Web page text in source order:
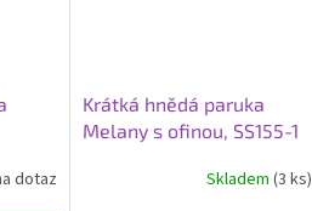
dotaz
Krátká hnědá paruka
Melany s ofinou, SS155-1
Skladem(3 ks)